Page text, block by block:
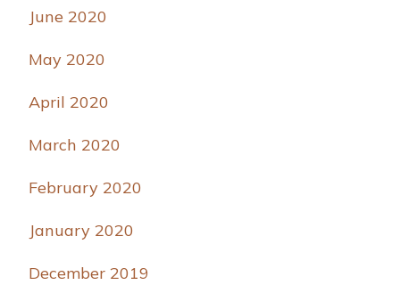
June 2020
May 2020
April 2020
March 2020
February 2020
January 2020
December 2019